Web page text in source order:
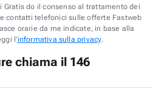
Gratis do il consenso al trattamento dei
contatti telefonici sulle offerte Fastweb
orarie da me indicate, in base alla
l'informativa sulla privacy.
chiama il 146